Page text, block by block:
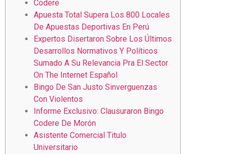
Codere
Apuesta Total Supera Los 800 Locales
De Apuestas Deportivas En Perú
Expertos Disertaron Sobre Los Últimos
Desarrollos Normativos Y Políticos
Sumado A Su Relevancia Pra El Sector
On The Internet Español
Bingo De San Justo Sinverguenzas
Con Violentos
Informe Exclusivo: Clausuraron Bingo
Codere De Morón
Asistente Comercial Titulo
Universitario